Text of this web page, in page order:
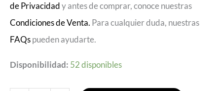
de Privacidady antes de comprar, conoce nuestras
Condiciones de Venta. Para cualquier duda, nuestras
FAQspueden ayudarte.
Disponibilidad: 52 disponibles